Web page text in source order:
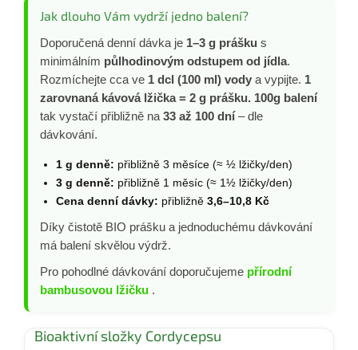
Jak dlouho Vám vydrží jedno balení?
Doporučená denní dávka je 1–3 g prášku s
minimálním půlhodinovým odstupem od jídla.
Rozmíchejte cca ve 1 dcl (100 ml) vody a vypijte. 1
zarovnaná kávová lžička = 2 g prášku. 100g balení
tak vystačí přibližně na 33 až 100 dní – dle
dávkování.
1 g denně: přibližně 3 měsíce (≈ ½ lžičky/den)
3 g denně: přibližně 1 měsíc (≈ 1½ lžičky/den)
Cena denní dávky: přibližně 3,6–10,8 Kč
Díky čistotě BIO prášku a jednoduchému dávkování
má balení skvělou výdrž.
Pro pohodlné dávkování doporučujeme přírodní
bambusovou lžičku .
Bioaktivní složky Cordycepsu